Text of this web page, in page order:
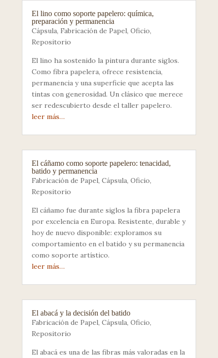
El lino como soporte papelero: química,
preparación y permanencia
Cápsula, Fabricación de Papel, Oficio,
Repositorio
El lino ha sostenido la pintura durante siglos.
Como fibra papelera, ofrece resistencia,
permanencia y una superficie que acepta las
tintas con generosidad. Un clásico que merece
ser redescubierto desde el taller papelero.
leer más…
El cáñamo como soporte papelero: tenacidad,
batido y permanencia
Fabricación de Papel, Cápsula, Oficio,
Repositorio
El cáñamo fue durante siglos la fibra papelera
por excelencia en Europa. Resistente, durable y
hoy de nuevo disponible: exploramos su
comportamiento en el batido y su permanencia
como soporte artístico.
leer más…
El abacá y la decisión del batido
Fabricación de Papel, Cápsula, Oficio,
Repositorio
El abacá es una de las fibras más valoradas en la